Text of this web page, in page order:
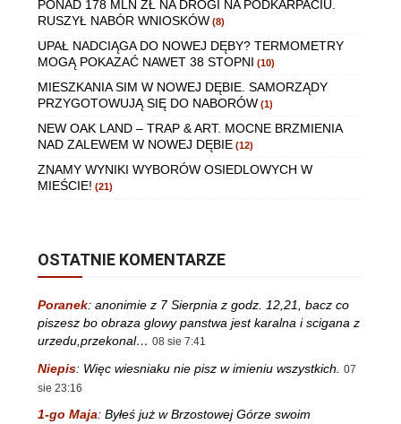
PONAD 178 MLN ZŁ NA DROGI NA PODKARPACIU.
RUSZYŁ NABÓR WNIOSKÓW (8)
UPAŁ NADCIĄGA DO NOWEJ DĘBY? TERMOMETRY
MOGĄ POKAZAĆ NAWET 38 STOPNI (10)
MIESZKANIA SIM W NOWEJ DĘBIE. SAMORZĄDY
PRZYGOTOWUJĄ SIĘ DO NABORÓW (1)
NEW OAK LAND – TRAP & ART. MOCNE BRZMIENIA
NAD ZALEWEM W NOWEJ DĘBIE (12)
ZNAMY WYNIKI WYBORÓW OSIEDLOWYCH W
MIEŚCIE! (21)
OSTATNIE KOMENTARZE
Poranek: anonimie z 7 Sierpnia z godz. 12,21, bacz co
piszesz bo obraza glowy panstwa jest karalna i scigana z
urzedu,przekonal… 08 sie 7:41
Niepis: Więc wiesniaku nie pisz w imieniu wszystkich.
07
sie 23:16
1-go Maja: Byłeś już w Brzostowej Górze swoim